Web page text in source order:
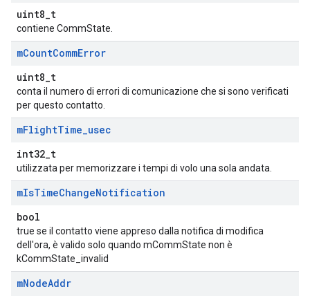
uint8_t
contiene CommState.
mCountCommError
uint8_t
conta il numero di errori di comunicazione che si sono verificati
per questo contatto.
mFlightTime_usec
int32_t
utilizzata per memorizzare i tempi di volo una sola andata.
mIsTimeChangeNotification
bool
true se il contatto viene appreso dalla notifica di modifica
dell'ora, è valido solo quando mCommState non è
kCommState_invalid
mNodeAddr